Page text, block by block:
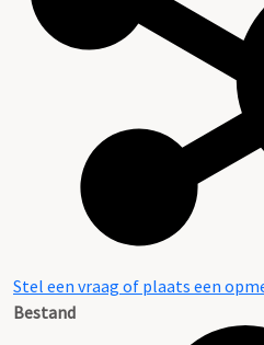
Stel een vraag of plaats een
Bestand